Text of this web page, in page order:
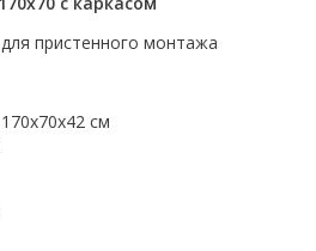
пристенного монтажа
см